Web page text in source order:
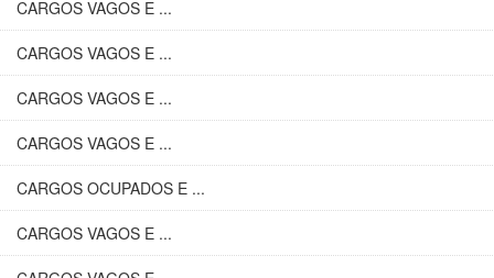
CARGOS VAGOS E ...
CARGOS VAGOS E ...
CARGOS VAGOS E ...
CARGOS VAGOS E ...
CARGOS OCUPADOS E ...
CARGOS VAGOS E ...